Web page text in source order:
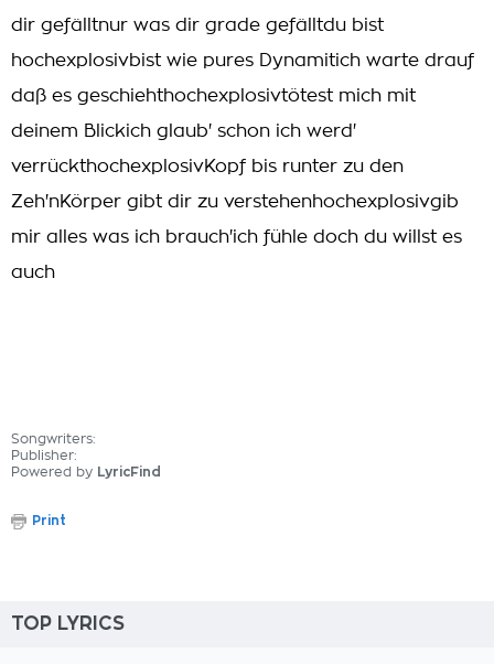
dir gefälltnur was dir grade gefälltdu bist
hochexplosivbist wie pures Dynamitich warte drauf
daß es geschiehthochexplosivtötest mich mit
deinem Blickich glaub' schon ich werd'
verrückthochexplosivKopf bis runter zu den
Zeh'nKörper gibt dir zu verstehenhochexplosivgib
mir alles was ich brauch'ich fühle doch du willst es
auch
Songwriters:
Publisher:
Powered by LyricFind
Print
TOP LYRICS